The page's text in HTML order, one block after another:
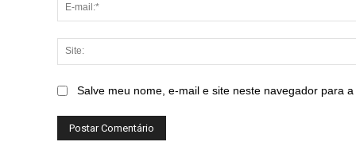
Salve meu nome, e-mail e site neste navegador para